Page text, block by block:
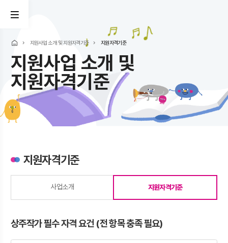
메뉴
열기
지원사업 소개 및
지원자격기준
홈 지원사업 소개 및 지원자격기준 지원자격기준
지원자격기준
사업소개 지원자격기준
상주작가 필수 자격 요건 (전 항목 충족 필요)